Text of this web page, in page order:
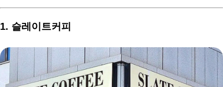
1. 슬레이트커피